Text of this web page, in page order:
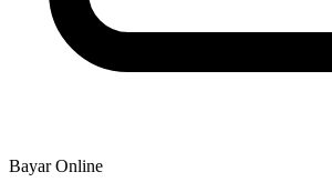
Bayar Online